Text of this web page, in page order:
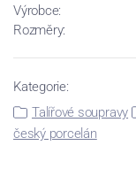
Výrobce:
Rozměry:
Kategorie:
Talířové soupravy
český porcelán